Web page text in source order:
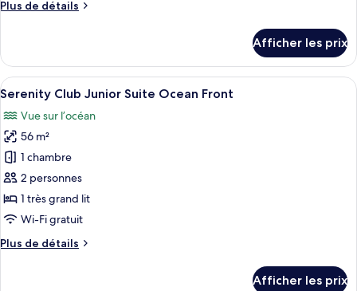
chambre :
Suite
Swim-
Partial
Ocean
View
Plus de détails
Plus
Romance
Junior
Suite
Out
Partial
Ocean
View
Afficher les prix
Afficher
toutes
les
photos
pour
ce
type
de
chambre :
Serenity
Une chambre d’hôtel moderne
7
Serenity Club Junior Suite Ocean Front
Vue sur l’océan
56 m²
1 chambre
2 personnes
1 très grand lit
Wi-Fi gratuit
Plus de détails
Plus
Afficher les prix